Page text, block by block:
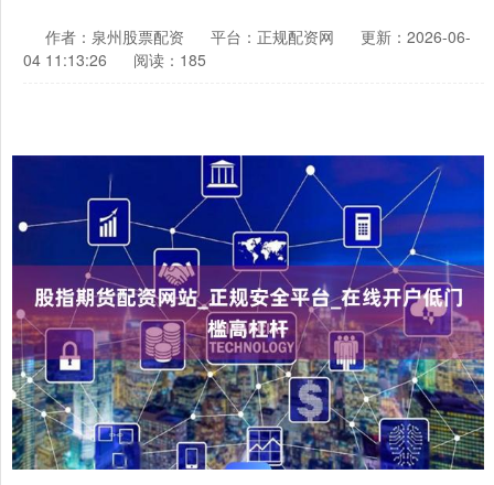
作者：泉州股票配资 平台：正规配资网
更新：2026-06-
04 11:13:26
阅读：185